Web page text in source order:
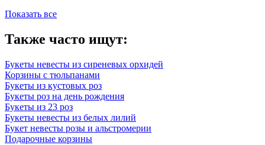
Показать все
Также часто ищут:
Букеты невесты из сиреневых орхидей
Корзины с тюльпанами
Букеты из кустовых роз
Букеты роз на день рождения
Букеты из 23 роз
Букеты невесты из белых лилий
Букет невесты розы и альстромерии
Подарочные корзины